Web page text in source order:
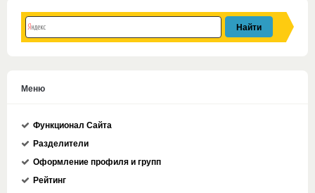
Меню
Функционал Сайта
Разделители
Оформление профиля и групп
Рейтинг